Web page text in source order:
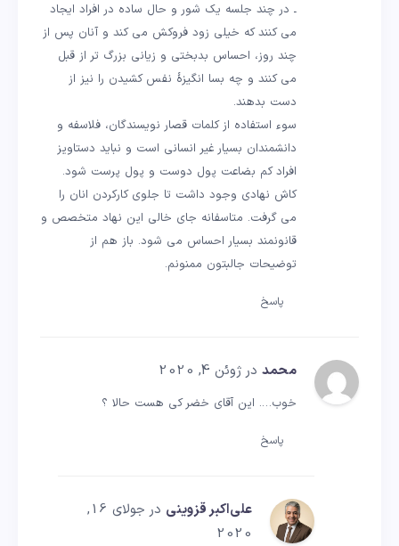
ـ در چند جلسه یک شور و حال ساده در افراد ایجاد
می کنند که خیلی زود فروکش می کند و آنان پس از
چند روز، احساس بدبختی و زیانی بزرگ تر از قبل
می کنند و چه بسا انگیزۀ نفس کشیدن را نیز از
دست بدهند.
سوء استفاده از کلمات قصار نویسندگان، فلاسفه و
دانشمندان بسیار غیر انسانی است و نباید دستاویز
افراد کم بضاعت پول دوست و پول پرست شود.
کاش نهادی وجود داشت تا جلوی کارکردن انان را
می گرفت. متاسفانه جای خالی این نهاد متخصص و
قانونمند بسیار احساس می شود. باز هم از
توضیحات جالبتون ممنونم.
پاسخ
محمد در ژوئن 4, 2020
خوب…. این آقای خضر کی هست حالا ؟
پاسخ
علی‌اکبر قزوینی
در جولای 16,
2020